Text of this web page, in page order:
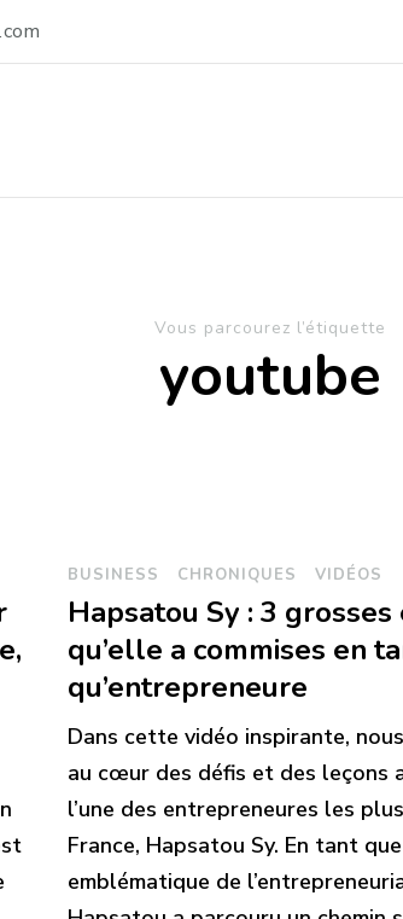
Vous parcourez l’étiquette
youtube
BUSINESS CHRONIQUES VIDÉOS
Hapsatou Sy : 3
qu’elle a commises en
qu’entrepreneure
Dans cette vidéo inspirante,
au cœur des défis et des leçons
l’une des entrepreneures les
France, Hapsatou Sy. En tant
emblématique de